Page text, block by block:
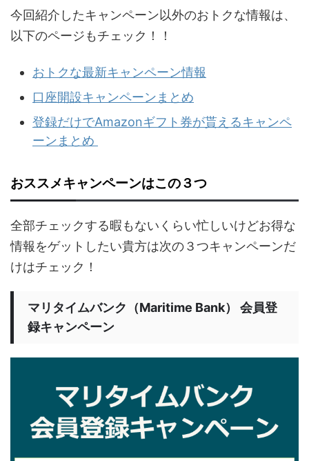
今回紹介したキャンペーン以外のおトクな情報は、
以下のページもチェック！！
おトクな最新キャンペーン情報
口座開設キャンペーンまとめ
登録だけでAmazonギフト券が貰えるキャンペ
ーンまとめ
おススメキャンペーンはこの３つ
全部チェックする暇もないくらい忙しいけどお得な
情報をゲットしたい貴方は次の３つキャンペーンだ
けはチェック！
マリタイムバンク（Maritime Bank） 会員登
録キャンペーン